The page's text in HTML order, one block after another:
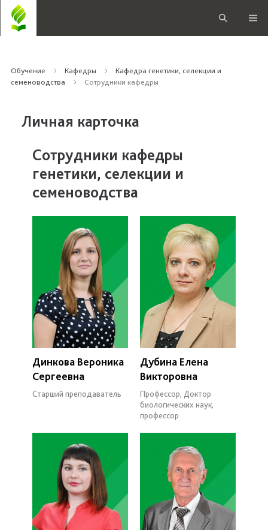
Обучение Кафедры
Кафедра генетики, селекции и
семеноводства
Сотрудники кафедры
Личная карточка
Сотрудники кафедры
генетики, селекции и
семеноводства
Динкова Вероника
Сергеевна
Старший преподаватель
Дубина Елена
Викторовна
Профессор, Доктор
биологических наук,
профессор